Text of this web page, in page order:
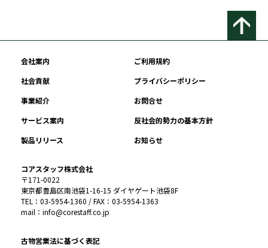
会社案内
ご利用規約
社会貢献
プライバシーポリシー
事業紹介
お問合せ
サービス案内
反社会的勢力の基本方針
製品リリース
お知らせ
コアスタッフ株式会社
〒171-0022
東京都豊島区南池袋1-16-15 ダイヤゲート池袋8F
TEL：03-5954-1360 / FAX：03-5954-1363
mail：info@corestaff.co.jp
古物営業法に基づく表記